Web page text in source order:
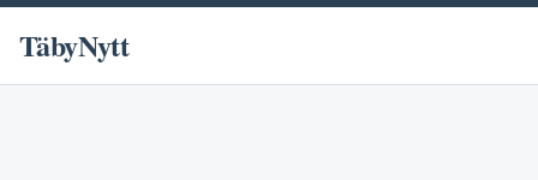
TäbyNytt